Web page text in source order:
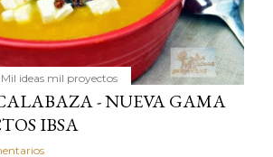
Mil ideas mil proyectos
- NUEVA GAMA
IBSA